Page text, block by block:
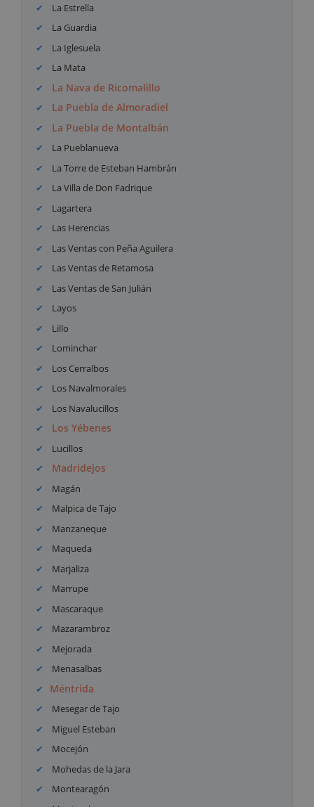
La Estrella
La Guardia
La Iglesuela
La Mata
La Nava de Ricomalillo
La Puebla de Almoradiel
La Puebla de Montalbán
La Pueblanueva
La Torre de Esteban Hambrán
La Villa de Don Fadrique
Lagartera
Las Herencias
Las Ventas con Peña Aguilera
Las Ventas de Retamosa
Las Ventas de San Julián
Layos
Lillo
Lominchar
Los Cerralbos
Los Navalmorales
Los Navalucillos
Los Yébenes
Lucillos
Madridejos
Magán
Malpica de Tajo
Manzaneque
Maqueda
Marjaliza
Marrupe
Mascaraque
Mazarambroz
Mejorada
Menasalbas
Méntrida
Mesegar de Tajo
Miguel Esteban
Mocejón
Mohedas de la Jara
Montearagón